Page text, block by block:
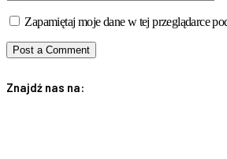
Zapamiętaj moje dane w tej przeglądarce
Znajdź nas na: